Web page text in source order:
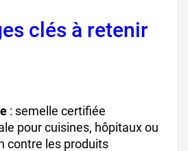
clés à retenir
: semelle certifiée
pour cuisines, hôpitaux ou
contre les produits